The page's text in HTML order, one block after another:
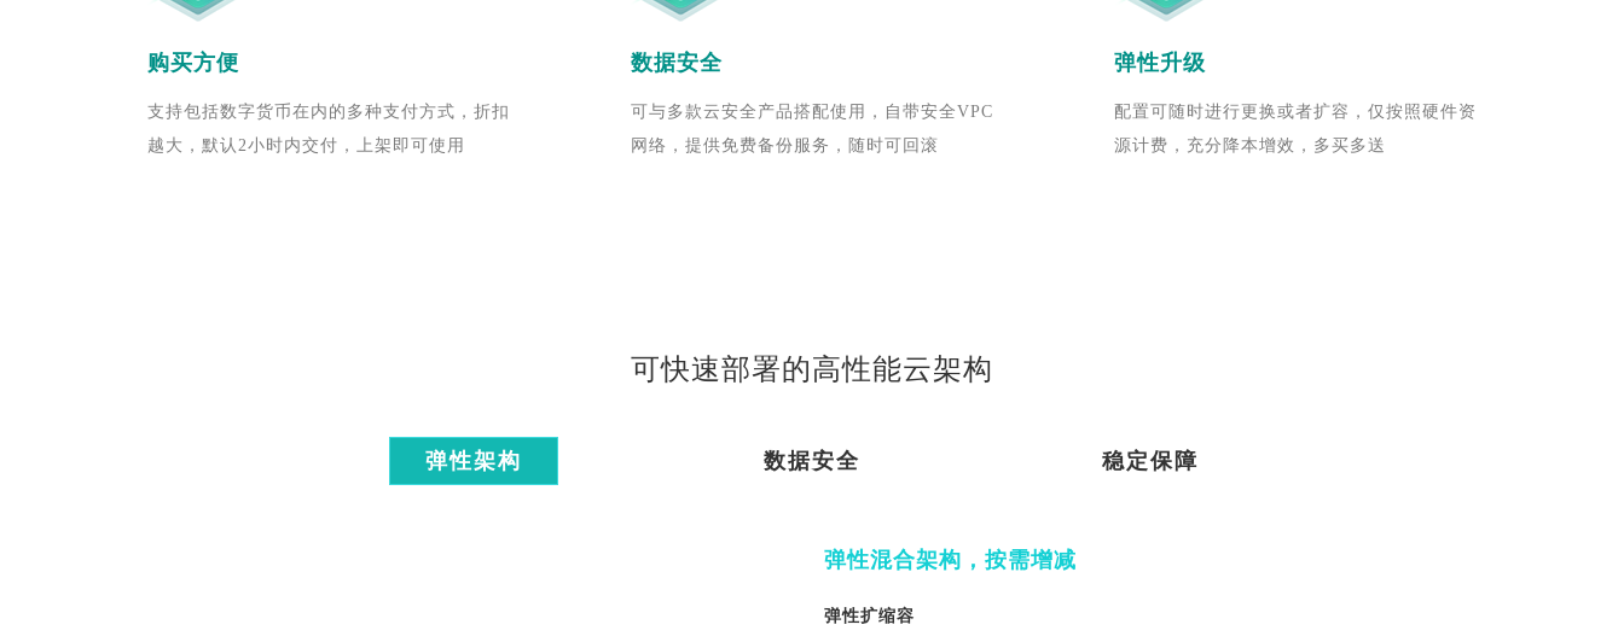
购买方便
支持包括数字货币在内的多种支付方式，折扣
越大，默认2小时内交付，上架即可使用
数据安全
可与多款云安全产品搭配使用，自带安全VPC
网络，提供免费备份服务，随时可回滚
弹性升级
配置可随时进行更换或者扩容，仅按照硬件资
源计费，充分降本增效，多买多送
可快速部署的高性能云架构
弹性架构 数据安全 稳定保障
弹性混合架构，按需增减
弹性扩缩容